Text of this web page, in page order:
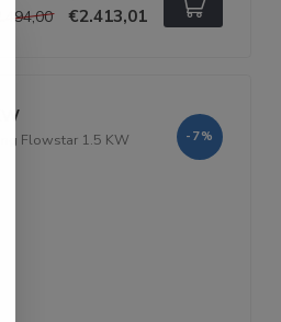
€2.413,01
Flowstar 1.5 KW
-7%